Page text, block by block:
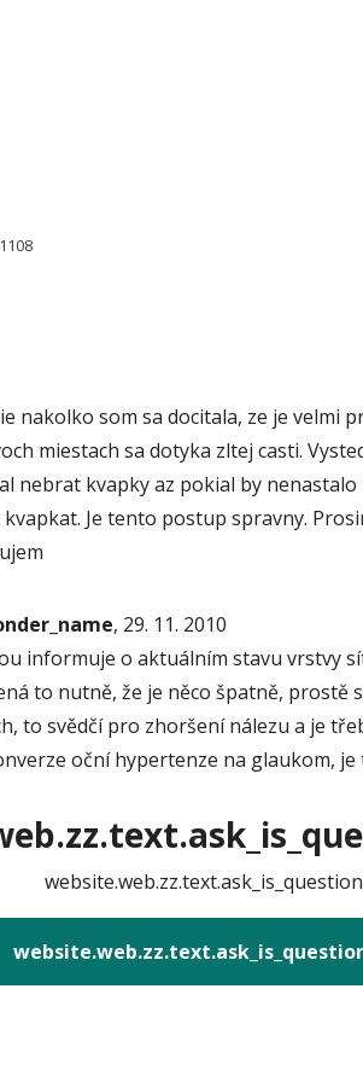
nakolko som sa docitala, ze je
miestach sa dotyka zltej casti.
nebrat kvapky az pokial by
Je tento postup spravny.
, 29. 11. 2010
informuje o aktuálním stavu vrstvy
to nutně, že je něco špatně,
to svědčí pro zhoršení nálezu a je
oční hypertenze na glaukom,